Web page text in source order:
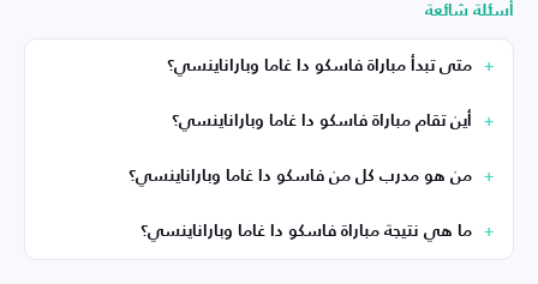
أسئلة شائعة
متى تبدأ مباراة فاسكو دا غاما وباراناينسي؟
أين تقام مباراة فاسكو دا غاما وباراناينسي؟
من هو مدرب كل من فاسكو دا غاما وباراناينسي؟
ما هي نتيجة مباراة فاسكو دا غاما وباراناينسي؟